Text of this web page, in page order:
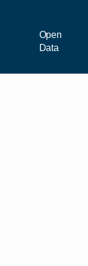
Open
Data